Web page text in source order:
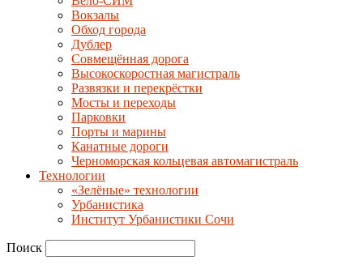
Вокзалы
Обход города
Дублер
Совмещённая дорога
Высокоскоростная магистраль
Развязки и перекрёстки
Мосты и переходы
Парковки
Порты и марины
Канатные дороги
Черноморская кольцевая автомагистраль
Технологии
«Зелёные» технологии
Урбанистика
Институт Урбанистики Сочи
Поиск